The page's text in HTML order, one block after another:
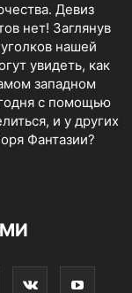
Девиз
нет! Заглянув
нашей
увидеть, как
западном
с помощью
и у других
Фантазии?